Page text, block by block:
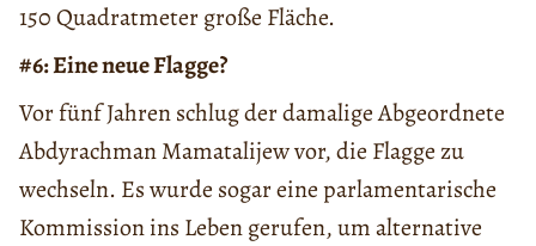
150 Quadratmeter große Fläche.
#6: Eine neue Flagge?
Vor fünf Jahren schlug der damalige Abgeordnete
Abdyrachman Mamatalijew vor, die Flagge zu
wechseln. Es wurde sogar eine parlamentarische
Kommission ins Leben gerufen, um alternative